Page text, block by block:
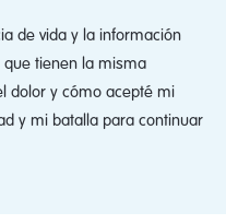
de vida y la información
tienen la misma
dolor y cómo acepté mi
y mi batalla para continuar